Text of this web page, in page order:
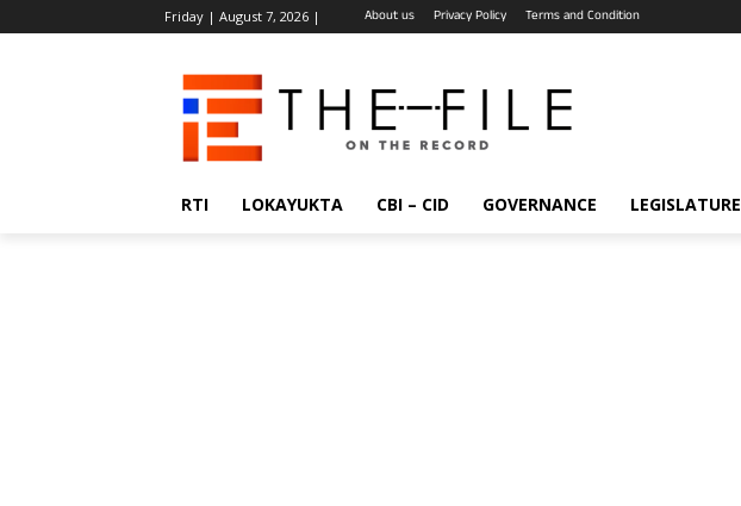
Friday | August 7, 2026 | About us Privacy Policy Terms and Condition
RTI LOKAYUKTA CBI – CID GOVERNANCE LEGISLATURE